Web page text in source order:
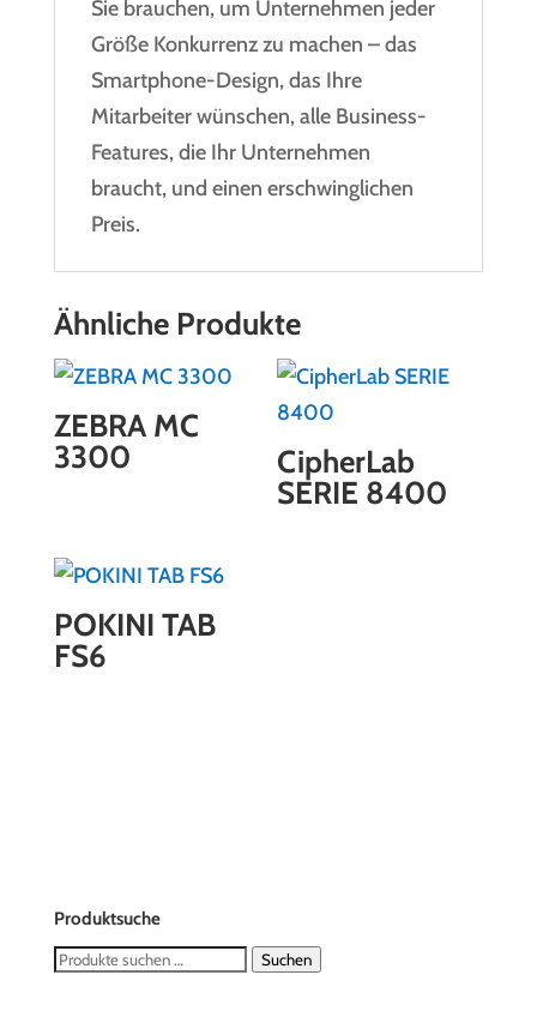
Sie brauchen, um Unternehmen jeder
Größe Konkurrenz zu machen – das
Smartphone-Design, das Ihre
Mitarbeiter wünschen, alle Business-
Features, die Ihr Unternehmen
braucht, und einen erschwinglichen
Preis.
Ähnliche Produkte
ZEBRA MC
3300
CipherLab
SERIE 8400
POKINI TAB
FS6
Produktsuche
Suchen
Suchen